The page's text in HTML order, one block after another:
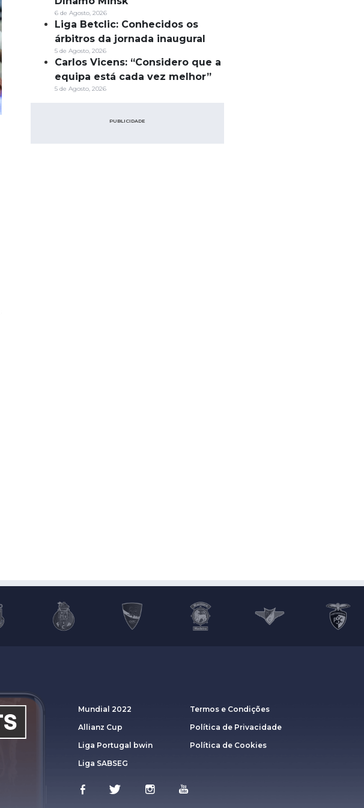
6 de Agosto, 2026
Liga Betclic: Conhecidos os
árbitros da jornada inaugural
5 de Agosto, 2026
Carlos Vicens: “Considero que a
equipa está cada vez melhor”
5 de Agosto, 2026
PUBLICIDADE
Mundial 2022
Allianz Cup
Liga Portugal bwin
Liga SABSEG
Termos e Condições
Política de Privacidade
Política de Cookies